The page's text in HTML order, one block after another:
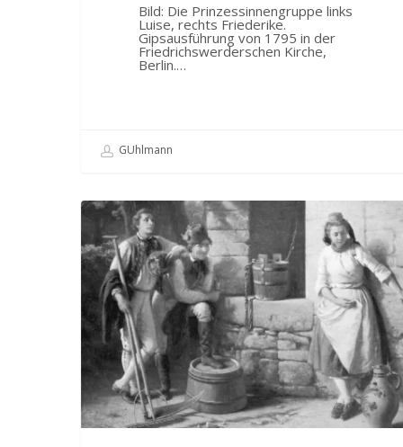
Bild: Die Prinzessinnengruppe links
Luise, rechts Friederike.
Gipsausführung von 1795 in der
Friedrichswerderschen Kirche,
Berlin.…
GUhlmann
Female
choice
unser
unbekanntes
Menschenrecht